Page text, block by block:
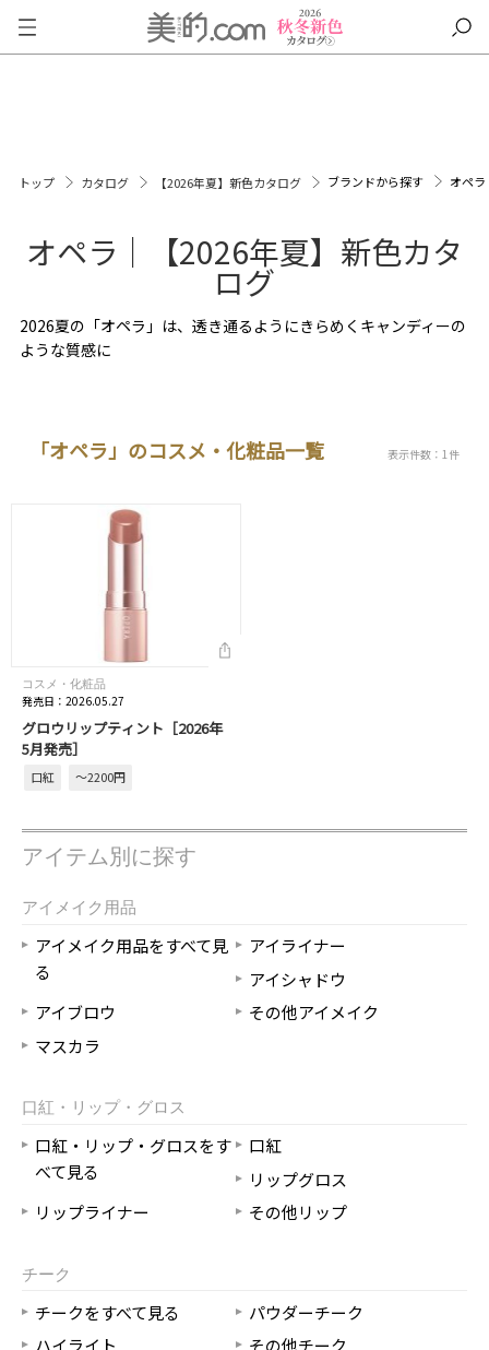
トップ カタログ 【2026年夏】新色カタログ ブランドから探す オペラ
オペラ｜【2026年夏】新色カタ
ログ
2026夏の「オペラ」は、透き通るようにきらめくキャンディーの
ような質感に
「オペラ」のコスメ・化粧品一覧 表示件数：1件
コスメ・化粧品
発売日：2026.05.27
グロウリップティント［2026年
5月発売］
口紅 ～2200円
アイテム別に探す
アイメイク用品
アイメイク用品をすべて見
る
アイライナー
アイシャドウ
アイブロウ
その他アイメイク
マスカラ
口紅・リップ・グロス
口紅・リップ・グロスをす
べて見る
口紅
リップグロス
リップライナー
その他リップ
チーク
チークをすべて見る
パウダーチーク
ハイライト
その他チーク